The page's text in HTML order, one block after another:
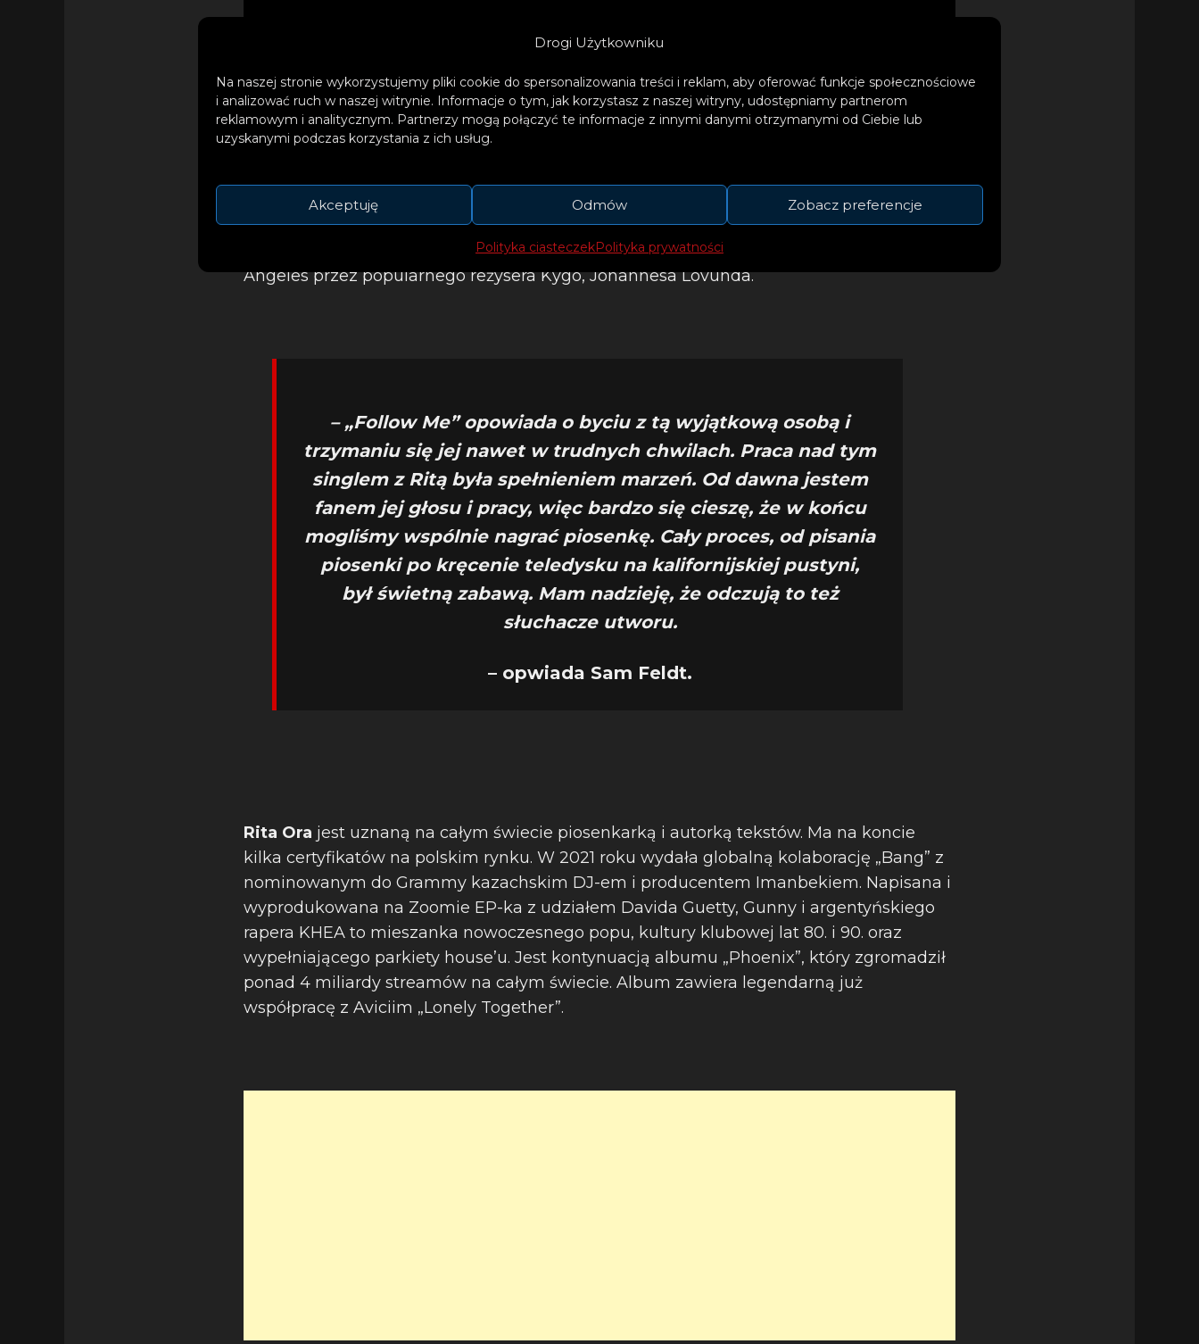
Drogi Użytkowniku
Na naszej stronie wykorzystujemy pliki cookie do spersonalizowania treści i reklam, aby oferować funkcje społecznościowe
i analizować ruch w naszej witrynie. Informacje o tym, jak korzystasz z naszej witryny, udostępniamy partnerom
reklamowym i analitycznym. Partnerzy mogą połączyć te informacje z innymi danymi otrzymanymi od Ciebie lub
uzyskanymi podczas korzystania z ich usług.
Akceptuję Odmów Zobacz preferencje
Polityka ciasteczekPolityka prywatności
zdradził kulisy singla na planie do oficjalnego teledysku, nakręconego w Los
Angeles przez popularnego reżysera Kygo, Johannesa Lovunda.
– „Follow Me” opowiada o byciu z tą wyjątkową osobą i
trzymaniu się jej nawet w trudnych chwilach. Praca nad tym
singlem z Ritą była spełnieniem marzeń. Od dawna jestem
fanem jej głosu i pracy, więc bardzo się cieszę, że w końcu
mogliśmy wspólnie nagrać piosenkę. Cały proces, od pisania
piosenki po kręcenie teledysku na kalifornijskiej pustyni,
był świetną zabawą. Mam nadzieję, że odczują to też
słuchacze utworu.
– opwiada Sam Feldt.
Rita Ora jest uznaną na całym świecie piosenkarką i autorką tekstów. Ma na koncie
kilka certyfikatów na polskim rynku. W 2021 roku wydała globalną kolaborację „Bang” z
nominowanym do Grammy kazachskim DJ-em i producentem Imanbekiem. Napisana i
wyprodukowana na Zoomie EP-ka z udziałem Davida Guetty, Gunny i argentyńskiego
rapera KHEA to mieszanka nowoczesnego popu, kultury klubowej lat 80. i 90. oraz
wypełniającego parkiety house’u. Jest kontynuacją albumu „Phoenix”, który zgromadził
ponad 4 miliardy streamów na całym świecie. Album zawiera legendarną już
współpracę z Aviciim „Lonely Together”.